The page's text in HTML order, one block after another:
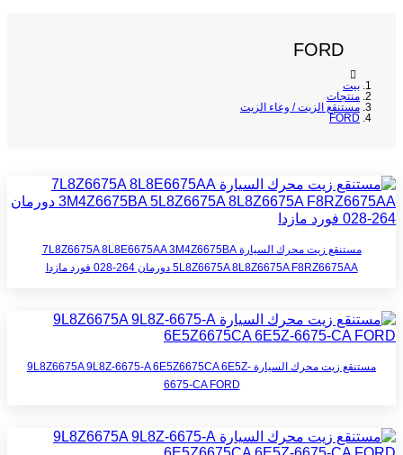
FORD
بيت
منتجات
مستنقع الزيت / وعاء الزيت
FORD
مستنقع زيت محرك السيارة 7L8Z6675A 8L8E6675AA 3M4Z6675BA
5L8Z6675A 8L8Z6675A F8RZ6675AA دورمان 264-028 فورد مازدا
مستنقع زيت محرك السيارة 9L8Z6675A 9L8Z-6675-A 6E5Z6675CA 6E5Z-
6675-CA FORD